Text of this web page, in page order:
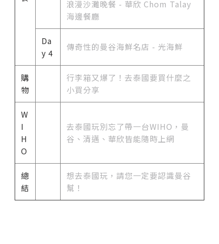
浪漫沙灘晚餐 - 華欣 Chom Talay
海邊餐廳
Da
y 4
傳奇性的曼谷海鮮名店 - 光海鮮
購
物
行李箱又爆了！去泰國要買什麼之
小買分享
W
I
H
O
去泰國玩別忘了帶一台WIHO，曼
谷、清邁、華欣皆能隨時上網
總
結
想去泰國玩，請您一定要認識曼谷
幫！